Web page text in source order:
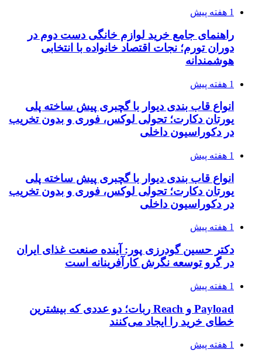
1 هفته پیش
راهنمای جامع خرید لوازم خانگی دست دوم در
دوران تورم؛ نجات اقتصاد خانواده با انتخابی
هوشمندانه
1 هفته پیش
انواع قاب بندی دیوار با گچبری پیش ساخته پلی
یورتان دکارت؛ تحولی لوکس، فوری و بدون تخریب
در دکوراسیون داخلی
1 هفته پیش
انواع قاب بندی دیوار با گچبری پیش ساخته پلی
یورتان دکارت؛ تحولی لوکس، فوری و بدون تخریب
در دکوراسیون داخلی
1 هفته پیش
دکتر حسین گودرزی پور: آینده صنعت غذای ایران
در گرو توسعه نگرش کارآفرینانه است
1 هفته پیش
Payload و Reach ربات؛ دو عددی که بیشترین
خطای خرید را ایجاد می‌کنند
1 هفته پیش